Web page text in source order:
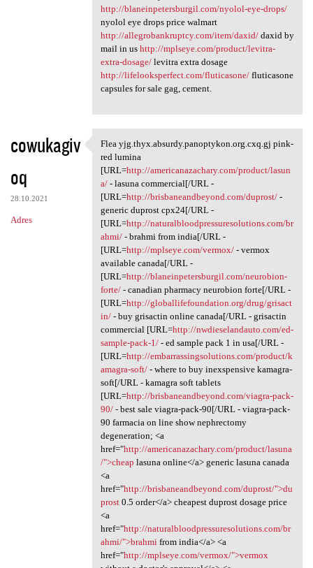
http://blaneinpetersburgil.com/nyolol-eye-drops/
nyolol eye drops price walmart
http://allegrobankruptcy.com/item/daxid/daxid by
mail in us http://mplseye.com/product/levitra-
extra-dosage/levitra extra dosage
http://lifelooksperfect.com/fluticasone/fluticasone
capsules for sale gag, cement.
cowukagiv
oq
28.10.2021
Adres
Flea yjg.thyx.absurdy
Flea yjg.thyx.absurdy.panoptykon.org.cxq.gj pink-
red lumina
[URL=http://americanazachary.com/product/lasun
a/- lasuna commercial[/URL -
[URL=http://brisbaneandbeyond.com/duprost/-
generic duprost cpx24[/URL -
[URL=http://naturalbloodpressuresolutions.com/br
ahmi/- brahmi from india[/URL -
[URL=http://mplseye.com/vermox/- vermox
available canada[/URL -
[URL=http://blaneinpetersburgil.com/neurobion-
forte/- canadian pharmacy neurobion forte[/URL -
[URL=http://globallifefoundation.org/drug/grisact
in/- buy grisactin online canada[/URL - grisactin
commercial [URL=http://nwdieselandauto.com/ed-
sample-pack-1/- ed sample pack 1 in usa[/URL -
[URL=http://embarrassingsolutions.com/product/k
amagra-soft/- where to buy inexspensive kamagra-
soft[/URL - kamagra soft tablets
[URL=http://brisbaneandbeyond.com/viagra-pack-
90/- best sale viagra-pack-90[/URL - viagra-pack-
90 farmacia on line show nephrectomy
degeneration; <a
href="http://americanazachary.com/product/lasuna
/">cheap lasuna online</a> generic lasuna canada
<a
href="http://brisbaneandbeyond.com/duprost/">du
prost0.5 order</a> cheapest duprost dosage price
<a
href="http://naturalbloodpressuresolutions.com/br
ahmi/">brahmi from india</a> <a
href="http://mplseye.com/vermox/">vermox